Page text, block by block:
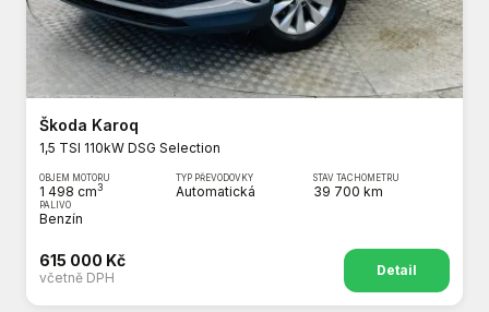
Škoda Karoq
1,5 TSI 110kW DSG Selection
OBJEM MOTORU
1 498 cm3
TYP PŘEVODOVKY
Automatická
STAV TACHOMETRU
39 700 km
PALIVO
Benzín
615 000 Kč
včetně DPH Detail